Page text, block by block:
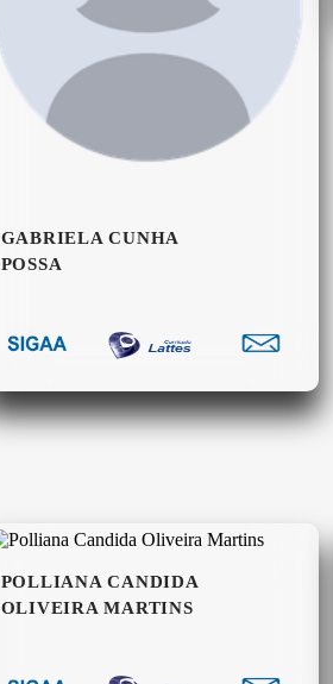
GABRIELA CUNHA
POSSA
POLLIANA CANDIDA
OLIVEIRA MARTINS